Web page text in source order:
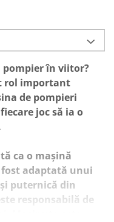
pompier în viitor?
rol important
de pompieri
joc să ia o
ca o mașină
fost adaptată unui
puternică din
responsabilă de